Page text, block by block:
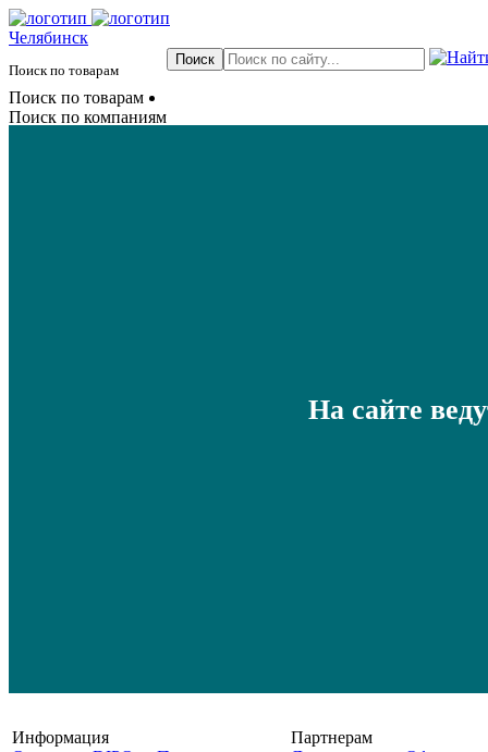
Челябинск
Поиск по товарам
Поиск по товарам
Поиск по компаниям
На сайте
Информация
Партнерам